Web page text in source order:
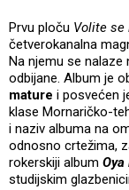
Prvu ploču Volite se
četverokanalna
Na njemu se nalaze
odbijane. Album je
mature i posvećen
klase Mornaričko-
i naziv albuma na
odnosno crtežima,
rokerskiji album Oya
studijskim